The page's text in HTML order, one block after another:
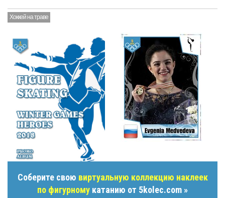
Хоккей на траве
Соберите свою виртуальную коллекцию наклеек
по фигурному катанию от 5kolec.com »